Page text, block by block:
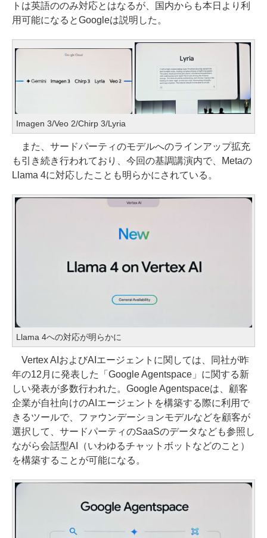
トは英語ののみ対応とはなるが、国内からも本日より利
用可能になるとGoogleは説明した。
Imagen 3/Veo 2/Chirp 3/Lyria
また、サードパーティのモデルへのラインアップ拡充
も引き続き行われており、今回の基調講演内で、Metaの
Llama 4に対応したことも明らかにされている。
Llama 4への対応が明らかに
Vertex AIおよびAIエージェントに関しては、同社が昨
年の12月に発表した「Google Agentspace」に関する新
しい発表が多数行われた。Google Agentspaceは、顧客
企業が自社向けのAIエージェントを構築する際に利用で
きるツールで、ファウンデーションモデルなどを顧客が
選択して、サードパーティのSaaSのデータなども参照し
ながら会話型AI（いわゆるチャットボットなどのこと）
を構築することが可能になる。